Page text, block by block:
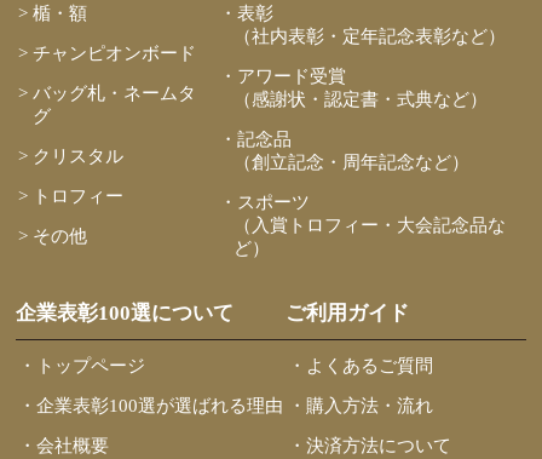
> 楯・額
> チャンピオンボード
> バッグ札・ネームタ
グ
> クリスタル
> トロフィー
> その他
・表彰
（社内表彰・定年記念表彰など）
・アワード受賞
（感謝状・認定書・式典など）
・記念品
（創立記念・周年記念など）
・スポーツ
（入賞トロフィー・大会記念品な
ど）
企業表彰100選について
・トップページ
・企業表彰100選が選ばれる理由
・会社概要
ご利用ガイド
・よくあるご質問
・購入方法・流れ
・決済方法について